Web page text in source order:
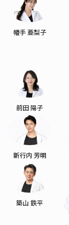
幡手 亜梨子
前田 陽子
新行内 芳明
築山 鉄平